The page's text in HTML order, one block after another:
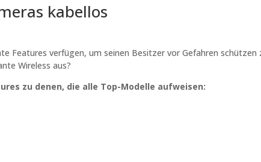
kabellos
Features verfügen, um seinen Besitzer vor Gefahren schützen
Wireless aus?
zu denen, die alle Top-Modelle aufweisen: